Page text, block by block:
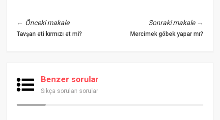
← Önceki makale
Tavşan eti kırmızı et mi?
Sonraki makale→
Mercimek göbek yapar mı?
Benzer sorular
Sıkça sorulan sorular